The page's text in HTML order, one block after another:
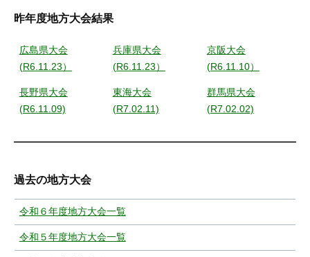
リ
音
楽
振
興
2026-
02
by
gm_test
昨年度地方大会結果
広島県大会
(R6.11.23）
兵庫県大会
(R6.11.23）
京阪大会
(R6.11.10）
長野県大会
(R6.11.09)
東海大会
(R7.02.11)
群馬県大会
(R7.02.02)
過去の地方大会
令和６年度地方大会一覧
令和５年度地方大会一覧